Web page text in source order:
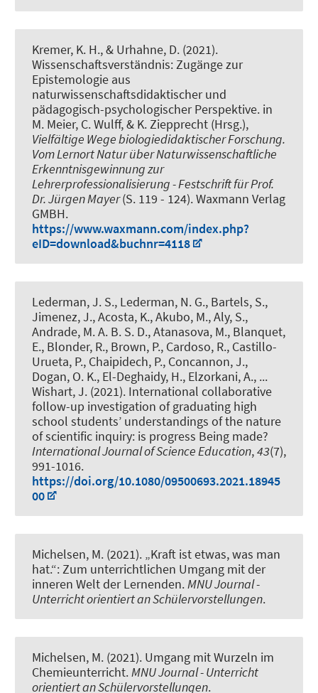
Kremer, K. H., & Urhahne, D. (2021).
Wissenschaftsverständnis: Zugänge zur
Epistemologie aus
naturwissenschaftsdidaktischer und
pädagogisch-psychologischer Perspektive. in
M. Meier, C. Wulff, & K. Ziepprecht (Hrsg.),
Vielfältige Wege biologiedidaktischer Forschung.
Vom Lernort Natur über Naturwissenschaftliche
Erkenntnisgewinnung zur
Lehrerprofessionalisierung - Festschrift für Prof.
Dr. Jürgen Mayer(S. 119 - 124). Waxmann Verlag
GMBH.
https://www.waxmann.com/index.php?
eID=download&buchnr=4118
Lederman, J. S., Lederman, N. G., Bartels, S.,
Jimenez, J., Acosta, K., Akubo, M., Aly, S.,
Andrade, M. A. B. S. D., Atanasova, M., Blanquet,
E., Blonder, R., Brown, P., Cardoso, R., Castillo-
Urueta, P., Chaipidech, P., Concannon, J.,
Dogan, O. K., El-Deghaidy, H., Elzorkani, A., ...
Wishart, J. (2021). International collaborative
follow-up investigation of graduating high
school students’ understandings of the nature
of scientific inquiry: is progress Being made?
International Journal of Science Education,43(7),
991-1016.
https://doi.org/10.1080/09500693.2021.18945
00
Michelsen, M. (2021). „Kraft ist etwas, was man
hat.“: Zum unterrichtlichen Umgang mit der
inneren Welt der Lernenden.MNU Journal -
Unterricht orientiert an Schülervorstellungen.
Michelsen, M. (2021). Umgang mit Wurzeln im
Chemieunterricht.MNU Journal - Unterricht
orientiert an Schülervorstellungen.